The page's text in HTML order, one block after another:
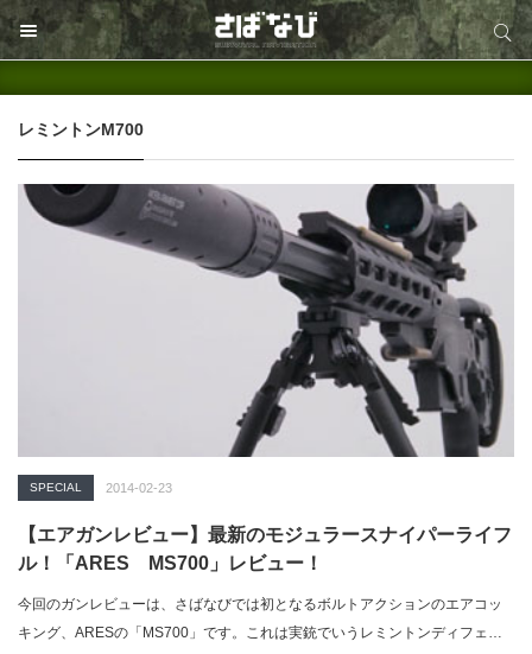
サイト内検索
レミントンM700
SPECIAL 2014-02-23
【エアガンレビュー】最新のモジュラースナイパーライフ
ル！「ARES MS700」レビュー！
今回のガンレビューは、さばなびでは初となるボルトアクションのエアコッ
キング、ARESの「MS700」です。これは実銃でいうレミントンディフェン
サイト内検索